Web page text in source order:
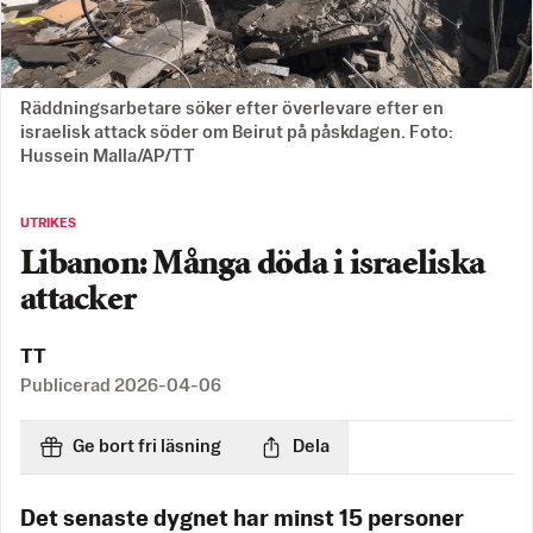
Räddningsarbetare söker efter överlevare efter en
israelisk attack söder om Beirut på påskdagen. Foto:
Hussein Malla/AP/TT
UTRIKES
Libanon: Många döda i israeliska
attacker
TT
Publicerad 2026-04-06
Ge bort fri läsning Dela
Det senaste dygnet har minst 15 personer